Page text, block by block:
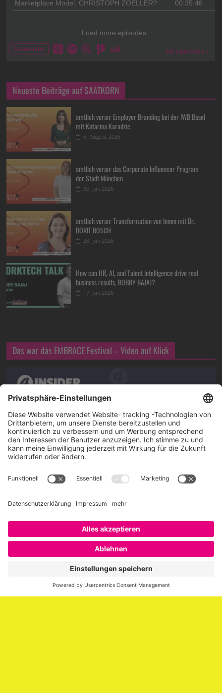
Neueste Beiträge auf SAATKORN
amtlich voran: Employer Branding bei der IWB Basel
mit Katarina Karadzic
6. August 2026
amtlich voran: das Corporate Influencer Program
der Stadt München
30. Juli 2026
amtlich voran: Transformation von Innen mit Dr.
DORIT BOSCH
23. Juli 2026
How can HR, AI, and Talent Intelligence drive real
business results, BOBBY BAJAJ?
17. Juli 2026
Das war das EMBRACE Festival – Video auf Klick
Über SAATKORN
SAATKORN ist der Blog von Gero Hesse. Seit 2009 schreibt
er über die Themen Employer Branding,